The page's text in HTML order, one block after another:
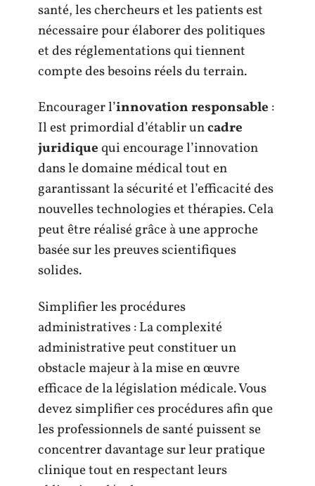
santé, les chercheurs et les patients est
nécessaire pour élaborer des politiques
et des réglementations qui tiennent
compte des besoins réels du terrain.
Encourager l’innovation responsable :
Il est primordial d’établir uncadre
juridiquequi encourage l’innovation
dans le domaine médical tout en
garantissant la sécurité et l’efficacité des
nouvelles technologies et thérapies. Cela
peut être réalisé grâce à une approche
basée sur les preuves scientifiques
solides.
Simplifier les procédures
administratives : La complexité
administrative peut constituer un
obstacle majeur à la mise en œuvre
efficace de la législation médicale. Vous
devez simplifier ces procédures afin que
les professionnels de santé puissent se
concentrer davantage sur leur pratique
clinique tout en respectant leurs